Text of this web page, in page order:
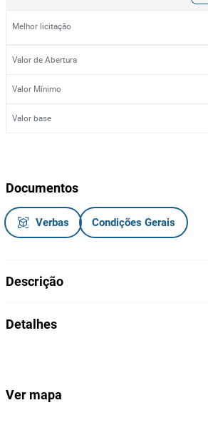
Melhor licitação
Valor de Abertura
Valor Mínimo
Valor base
Documentos
Verbas Condições Gerais
Descrição
Marca: Solmek
Detalhes
Ver mapa